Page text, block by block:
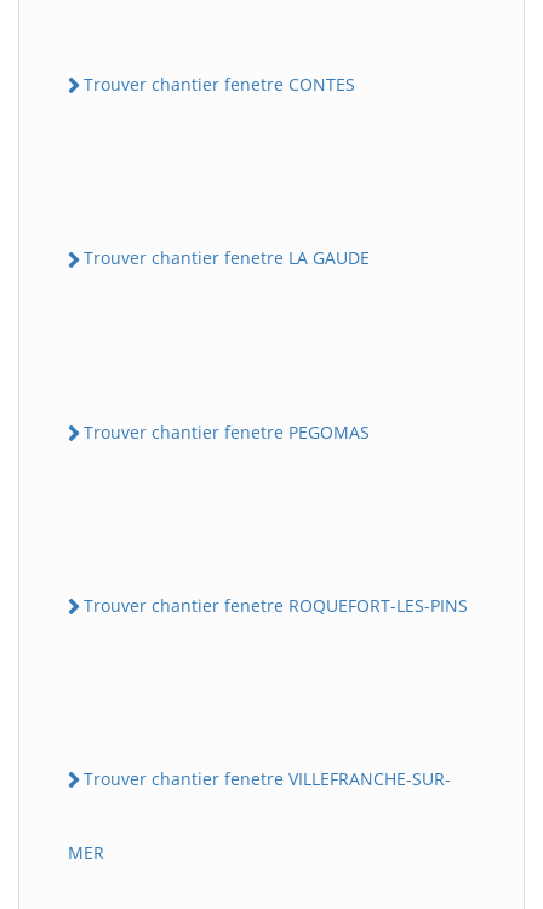
Trouver chantier fenetre CONTES
Trouver chantier fenetre LA GAUDE
Trouver chantier fenetre PEGOMAS
Trouver chantier fenetre ROQUEFORT-LES-PINS
Trouver chantier fenetre VILLEFRANCHE-SUR-
MER